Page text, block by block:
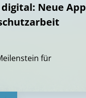
Neue App
für